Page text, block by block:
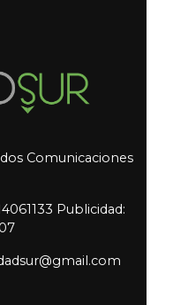
Comunicaciones
Publicidad: